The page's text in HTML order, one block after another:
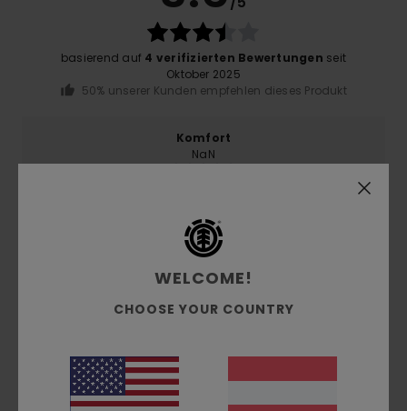
basierend auf 4 verifizierten Bewertungen seit
Oktober 2025
50% unserer Kunden empfehlen dieses Produkt
Komfort
NaN
4.0
3.3
WELCOME!
CHOOSE YOUR COUNTRY